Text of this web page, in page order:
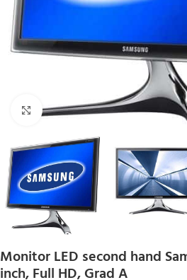
Click to enlarge
Monitor LED second hand
inch, Full HD, Grad A